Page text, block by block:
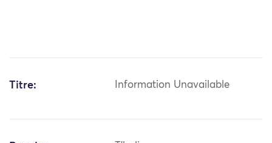
Titre: Information Unavailable